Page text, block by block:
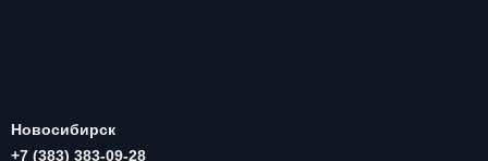
Новосибирск
+7 (383) 383-09-28